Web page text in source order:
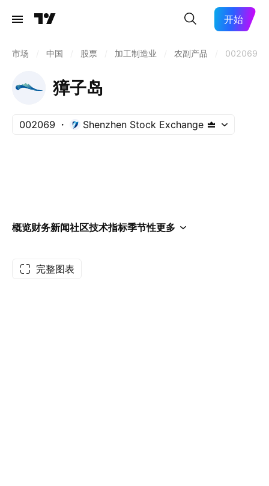
开始
市场 中国 股票 加工制造业 农副产品 002069
獐子岛
002069 Shenzhen Stock Exchange
概览财务新闻社区技术指标季节性更多
完整图表